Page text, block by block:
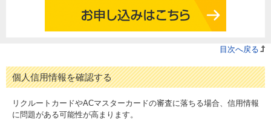
目次へ戻る
個人信用情報を確認する
リクルートカードやACマスターカードの審査に落ちる場合、信用情報
に問題がある可能性が高まります。